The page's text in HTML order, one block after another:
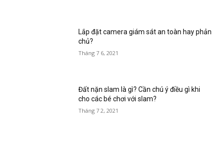
Lắp đặt camera giám sát an toàn hay phản
chủ?
Tháng 7 6, 2021
Đất nặn slam là gì? Cần chú ý điều gì khi
cho các bé chơi với slam?
Tháng 7 2, 2021